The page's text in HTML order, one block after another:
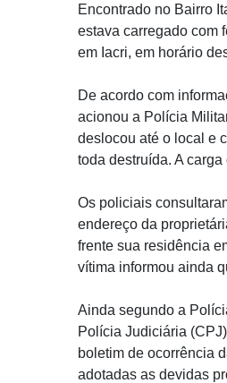
Encontrado no Bairro
estava carregado com
em Iacri, em horário
De acordo com
acionou a Polícia
deslocou até o local e
toda destruída. A
Os policiais
endereço da
frente sua residência
vítima informou ainda
Ainda segundo a
Polícia Judiciária
boletim de ocorrência
adotadas as devidas